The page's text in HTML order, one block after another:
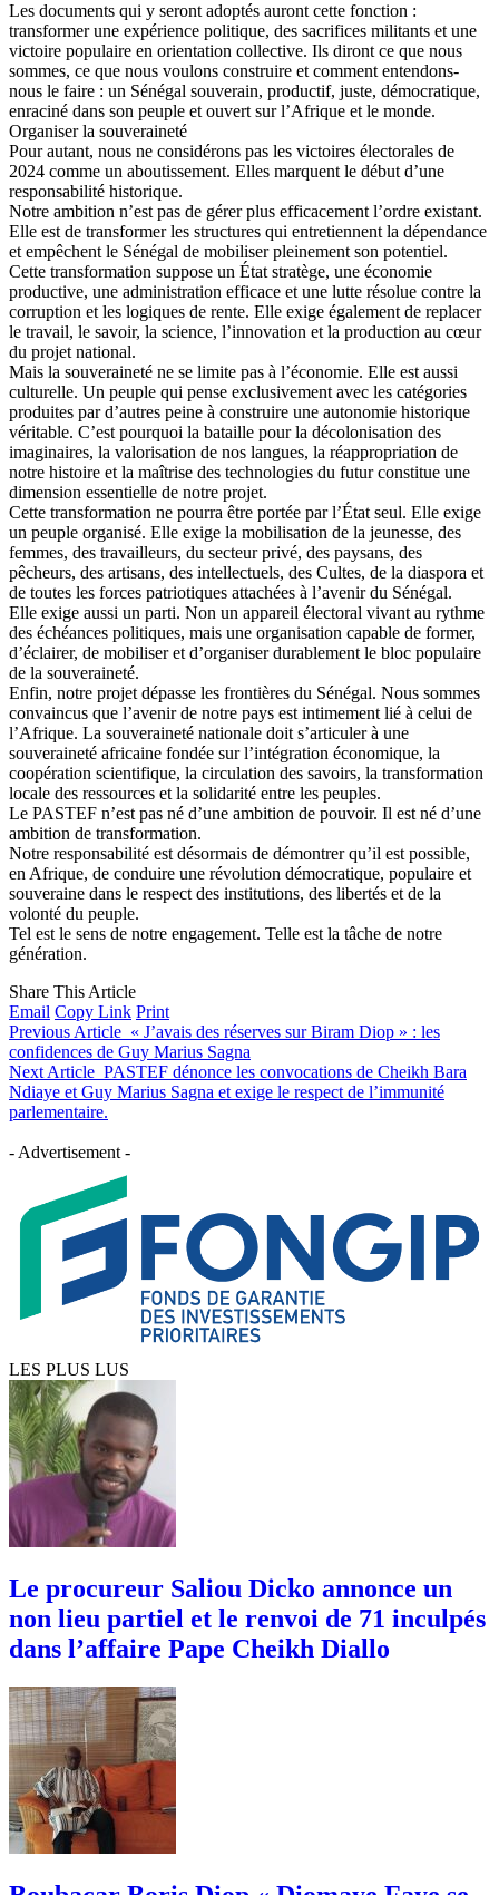
Les documents qui y seront adoptés auront cette fonction :
transformer une expérience politique, des sacrifices militants et une
victoire populaire en orientation collective. Ils diront ce que nous
sommes, ce que nous voulons construire et comment entendons-
nous le faire : un Sénégal souverain, productif, juste, démocratique,
enraciné dans son peuple et ouvert sur l’Afrique et le monde.
Organiser la souveraineté
Pour autant, nous ne considérons pas les victoires électorales de
2024 comme un aboutissement. Elles marquent le début d’une
responsabilité historique.
Notre ambition n’est pas de gérer plus efficacement l’ordre existant.
Elle est de transformer les structures qui entretiennent la dépendance
et empêchent le Sénégal de mobiliser pleinement son potentiel.
Cette transformation suppose un État stratège, une économie
productive, une administration efficace et une lutte résolue contre la
corruption et les logiques de rente. Elle exige également de replacer
le travail, le savoir, la science, l’innovation et la production au cœur
du projet national.
Mais la souveraineté ne se limite pas à l’économie. Elle est aussi
culturelle. Un peuple qui pense exclusivement avec les catégories
produites par d’autres peine à construire une autonomie historique
véritable. C’est pourquoi la bataille pour la décolonisation des
imaginaires, la valorisation de nos langues, la réappropriation de
notre histoire et la maîtrise des technologies du futur constitue une
dimension essentielle de notre projet.
Cette transformation ne pourra être portée par l’État seul. Elle exige
un peuple organisé. Elle exige la mobilisation de la jeunesse, des
femmes, des travailleurs, du secteur privé, des paysans, des
pêcheurs, des artisans, des intellectuels, des Cultes, de la diaspora et
de toutes les forces patriotiques attachées à l’avenir du Sénégal.
Elle exige aussi un parti. Non un appareil électoral vivant au rythme
des échéances politiques, mais une organisation capable de former,
d’éclairer, de mobiliser et d’organiser durablement le bloc populaire
de la souveraineté.
Enfin, notre projet dépasse les frontières du Sénégal. Nous sommes
convaincus que l’avenir de notre pays est intimement lié à celui de
l’Afrique. La souveraineté nationale doit s’articuler à une
souveraineté africaine fondée sur l’intégration économique, la
coopération scientifique, la circulation des savoirs, la transformation
locale des ressources et la solidarité entre les peuples.
Le PASTEF n’est pas né d’une ambition de pouvoir. Il est né d’une
ambition de transformation.
Notre responsabilité est désormais de démontrer qu’il est possible,
en Afrique, de conduire une révolution démocratique, populaire et
souveraine dans le respect des institutions, des libertés et de la
volonté du peuple.
Tel est le sens de notre engagement. Telle est la tâche de notre
génération.
Share This Article
Email Copy Link Print
Previous Article « J’avais des réserves sur Biram Diop » : les
confidences de Guy Marius Sagna
Next Article PASTEF dénonce les convocations de Cheikh Bara
Ndiaye et Guy Marius Sagna et exige le respect de l’immunité
parlementaire.
- Advertisement -
LES PLUS LUS
Le procureur Saliou Dicko annonce un
non lieu partiel et le renvoi de 71 inculpés
dans l’affaire Pape Cheikh Diallo